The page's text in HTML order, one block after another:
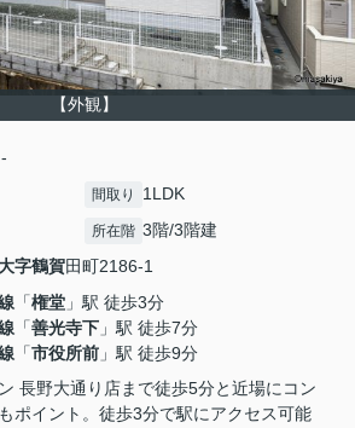
【外観】
間取り 1LDK
所在階 3階/3階建
大字鶴賀田町2186-1
「権堂 」駅 徒歩3分
「善光寺下 」駅 徒歩7分
「市役所前 」駅 徒歩9分
長野大通り店まで徒歩5分と近場にコン
ポイント。徒歩3分で駅にアクセス可能